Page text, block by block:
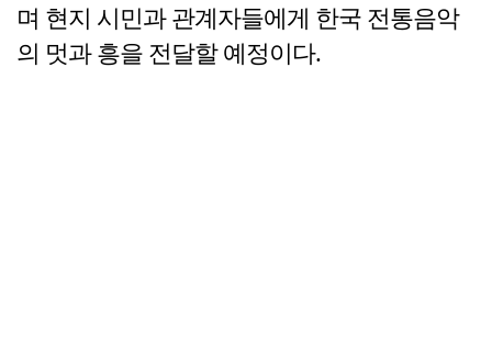
며 현지 시민과 관계자들에게 한국 전통음악
의 멋과 흥을 전달할 예정이다.